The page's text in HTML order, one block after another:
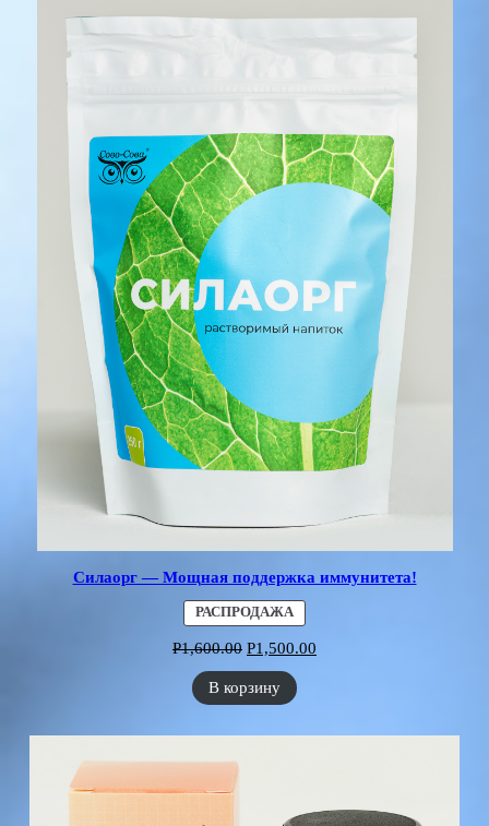
Силаорг — Мощная поддержка иммунитета!
РАСПРОДАЖАПРОДАВАЕМЫЙ
ТОВАР
Р1,600.00 Р1,500.00
В корзину